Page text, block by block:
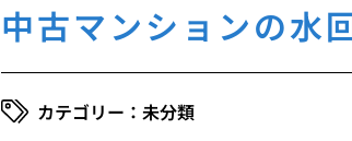
中古マンションの水
未分類